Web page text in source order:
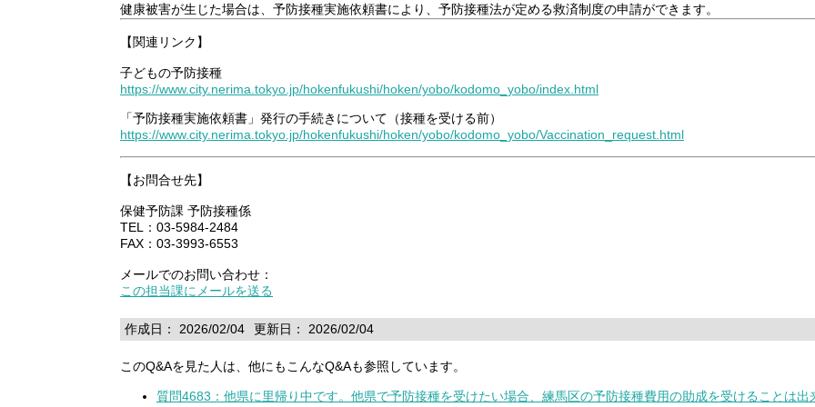
健康被害が生じた場合は、予防接種実施依頼書により、予防接種法が定める救済制度の申請ができます。
【関連リンク】
子どもの予防接種
https://www.city.nerima.tokyo.jp/hokenfukushi/hoken/yobo/kodomo_yobo/index.html
「予防接種実施依頼書」発行の手続きについて（接種を受ける前）
https://www.city.nerima.tokyo.jp/hokenfukushi/hoken/yobo/kodomo_yobo/Vaccination_request.html
【お問合せ先】
保健予防課 予防接種係
TEL：03-5984-2484
FAX：03-3993-6553
メールでのお問い合わせ：
この担当課にメールを送る
作成日： 2026/02/04 更新日： 2026/02/04
このQ&Aを見た人は、他にもこんなQ&Aも参照しています。
質問4683：他県に里帰り中です。他県で予防接種を受けたい場合、練馬区の予防接種費用の助成を受けることは出